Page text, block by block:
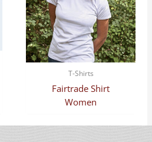
T-Shirts
Fairtrade Shirt
Women